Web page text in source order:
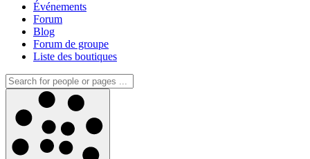
Événements
Forum
Blog
Forum de groupe
Liste des boutiques